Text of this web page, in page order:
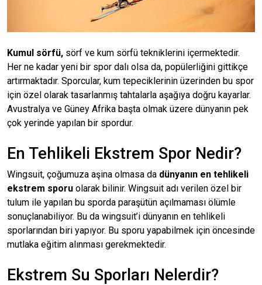
Kumul sörfü, sörf ve kum sörfü tekniklerini içermektedir.
Her ne kadar yeni bir spor dalı olsa da, popülerliğini gittikçe
artırmaktadır. Sporcular, kum tepeciklerinin üzerinden bu spor
için özel olarak tasarlanmış tahtalarla aşağıya doğru kayarlar.
Avustralya ve Güney Afrika başta olmak üzere dünyanın pek
çok yerinde yapılan bir spordur.
En Tehlikeli Ekstrem Spor Nedir?
Wingsuit, çoğumuza aşina olmasa da dünyanın en tehlikeli
ekstrem sporu olarak bilinir. Wingsuit adı verilen özel bir
tulum ile yapılan bu sporda paraşütün açılmaması ölümle
sonuçlanabiliyor. Bu da wingsuit’i dünyanın en tehlikeli
sporlarından biri yapıyor. Bu sporu yapabilmek için öncesinde
mutlaka eğitim alınması gerekmektedir.
Ekstrem Su Sporları Nelerdir?